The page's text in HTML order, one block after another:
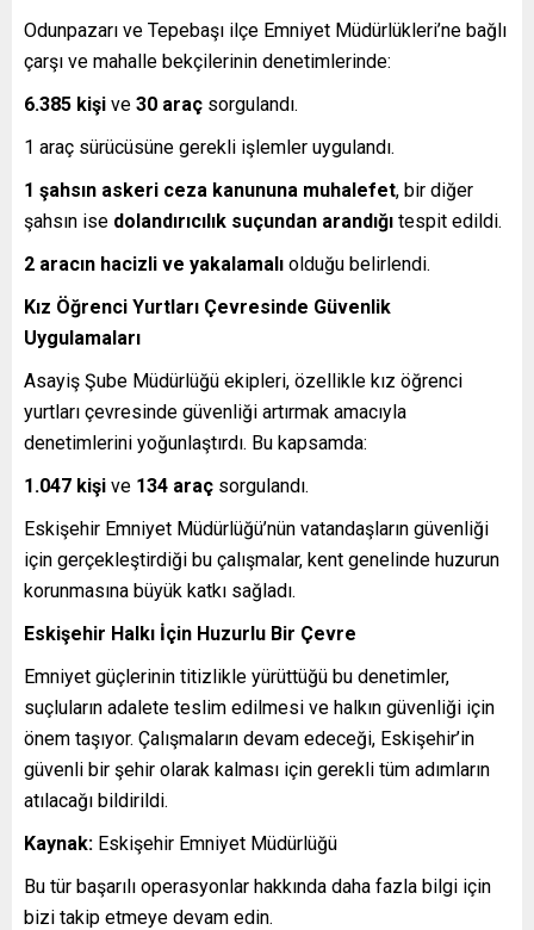
Odunpazarı ve Tepebaşı ilçe Emniyet Müdürlükleri’ne bağlı
çarşı ve mahalle bekçilerinin denetimlerinde:
6.385 kişi ve 30 araç sorgulandı.
1 araç sürücüsüne gerekli işlemler uygulandı.
1 şahsın askeri ceza kanununa muhalefet, bir diğer
şahsın ise dolandırıcılık suçundan arandığı tespit edildi.
2 aracın hacizli ve yakalamalı olduğu belirlendi.
Kız Öğrenci Yurtları Çevresinde Güvenlik
Uygulamaları
Asayiş Şube Müdürlüğü ekipleri, özellikle kız öğrenci
yurtları çevresinde güvenliği artırmak amacıyla
denetimlerini yoğunlaştırdı. Bu kapsamda:
1.047 kişi ve 134 araç sorgulandı.
Eskişehir Emniyet Müdürlüğü’nün vatandaşların güvenliği
için gerçekleştirdiği bu çalışmalar, kent genelinde huzurun
korunmasına büyük katkı sağladı.
Eskişehir Halkı İçin Huzurlu Bir Çevre
Emniyet güçlerinin titizlikle yürüttüğü bu denetimler,
suçluların adalete teslim edilmesi ve halkın güvenliği için
önem taşıyor. Çalışmaların devam edeceği, Eskişehir’in
güvenli bir şehir olarak kalması için gerekli tüm adımların
atılacağı bildirildi.
Kaynak: Eskişehir Emniyet Müdürlüğü
Bu tür başarılı operasyonlar hakkında daha fazla bilgi için
bizi takip etmeye devam edin.